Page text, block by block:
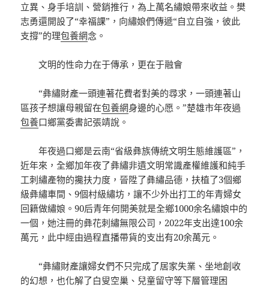
立異、身手培訓、營銷推行，為上萬名繡娘帶來收益。樊
志勇還開設了“幸福課”，向繡娘們傳遞“自立自強，彼此
支撐”的理包養網念。
文明的性命力在于傳承，更在于融會
“彝繡財產一頭連著花費者對美的尋求，一頭連著山
區孩子想讓母親留在包養網身邊的心愿。”楚雄市年夜過
包養口鄉黨委書記張靖說。
年夜過口鄉是云南“省級彝族傳統文明生態維護區”，
近年來，全鄉加年夜了彝繡非遺文明常識產權維護和純手
工刺繡產物的攙扶力度，晉陞了彝繡品德，扶植了3個鄉
級彝繡車間、9個村級繡坊，讓不少外出打工的年青婦女
回籍做繡娘。90后青年何開美就是全鄉1000余名繡娘中的
一個，她注冊的彝花刺繡無限公司，2022年支出達100余
萬元，此中經由過程直播帶貨的支出有20余萬元。
“彝繡財產讓婦女們不只完成了居家失業、坐地創收
的幻想，也化解了白叟空巢、兒童留守等下層管理困